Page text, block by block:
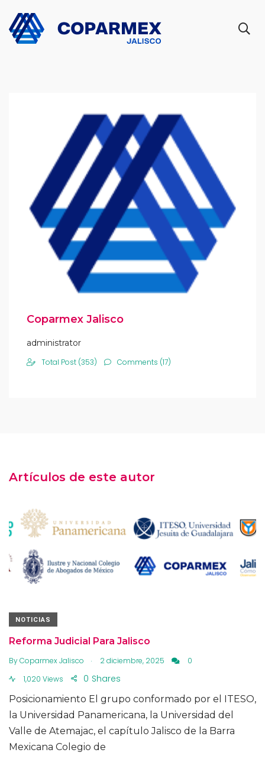
Coparmex Jalisco
administrator
Total Post (353) Comments (17)
Artículos de este autor
NOTICIAS
Reforma Judicial Para Jalisco
ByCoparmex Jalisco . 2 diciembre, 2025
0
1,020 Views
Shares
0
Posicionamiento El grupo conformado por el ITESO,
la Universidad Panamericana, la Universidad del
Valle de Atemajac, el capítulo Jalisco de la Barra
Mexicana Colegio de